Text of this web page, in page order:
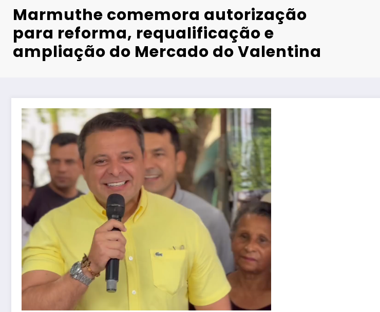
Marmuthe comemora autorização
para reforma, requalificação e
ampliação do Mercado do Valentina